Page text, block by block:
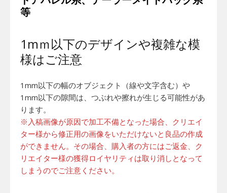
等
1mｍ以下のデザインや複雑な模
様はご注意
1mm以下の幅のオブジェクト（線や文字含む）や
1mm以下の隙間は、つぶれや擦れが生じる可能性があ
ります。
※入稿画像が原因で加工不備となった場合、クリエイ
ター様から修正用の画像をいただけないと良品の作成
ができません。その場合、購入者の方にはご返金、ク
リエイター様の獲得ロイヤリティは取り消しとなって
しまうのでご注意ください。